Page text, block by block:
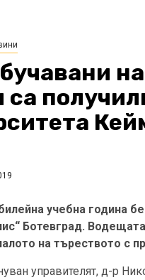
са
учебна година
Ботевград.
на търеството с
управителят, д-р